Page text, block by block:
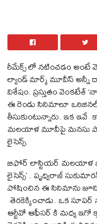
రీమేక్స్ లో నటించడం అంటే
ల్యాండ్ మార్క్ మూవీస్ అన్నీ
విశేషం. ప్రస్తుతం వెంకటేశ్
ఈ రెండు సినిమాలూ
తీసుకుంటున్నారు. ఇక ఇవే
మలయాళ మూవీపై మనసు
లైసెన్స్.
బిఫోర్ లాస్టియర్ మలయాళ
లైసెన్స్’ . పృధ్విరాజ్
పోషించిన ఈ సినిమాను
తెరకెక్కించాడు. ఒక
ఆర్టీవో ఆఫీసర్ కి మధ్య